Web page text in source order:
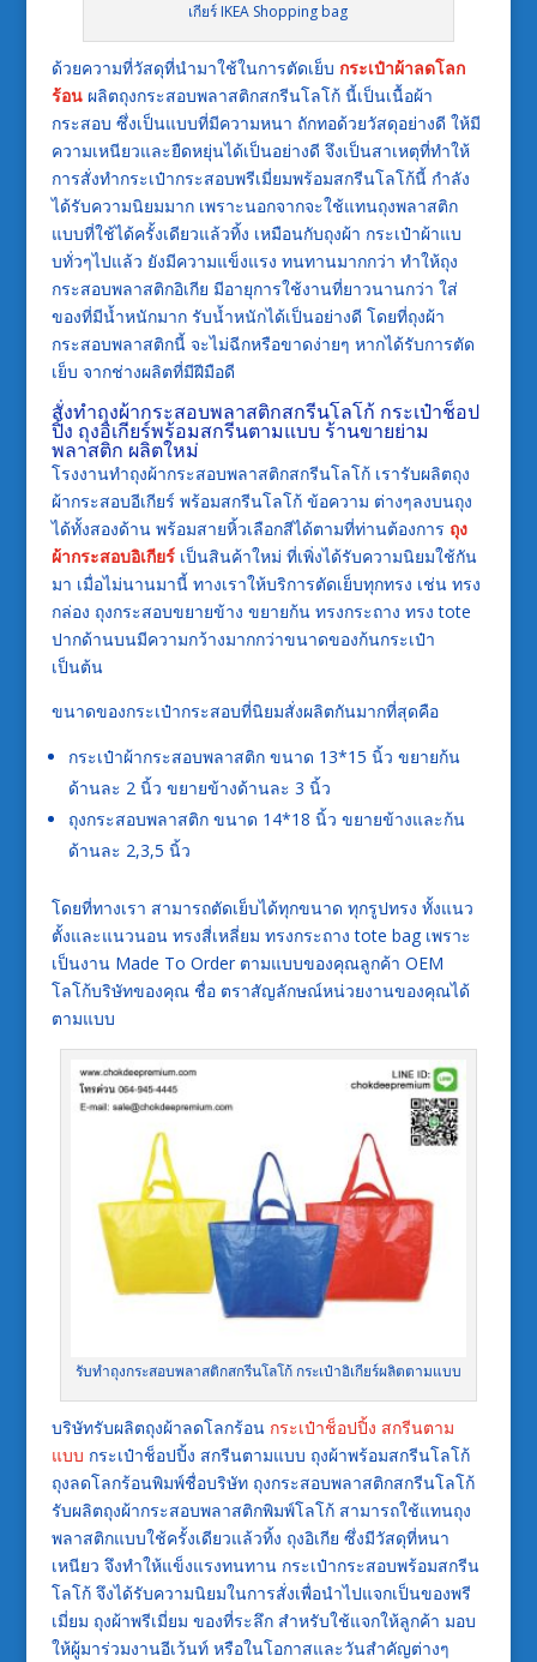
เกียร์ IKEA Shopping bag
ด้วยความที่วัสดุที่นำมาใช้ในการตัดเย็บ กระเป๋าผ้าลดโลก
ร้อนผลิตถุงกระสอบพลาสติกสกรีนโลโก้ นี้เป็นเนื้อผ้า
กระสอบ ซึ่งเป็นแบบที่มีความหนา ถักทอด้วยวัสดุอย่างดี ให้มี
ความเหนียวและยืดหยุ่นได้เป็นอย่างดี จึงเป็นสาเหตุที่ทำให้
การสั่งทำกระเป๋ากระสอบพรีเมี่ยมพร้อมสกรีนโลโก้นี้ กำลัง
ได้รับความนิยมมาก เพราะนอกจากจะใช้แทนถุงพลาสติก
แบบที่ใช้ได้ครั้งเดียวแล้วทิ้ง เหมือนกับถุงผ้า กระเป๋าผ้าแบ
บทั่วๆไปแล้ว ยังมีความแข็งแรง ทนทานมากกว่า ทำให้ถุง
กระสอบพลาสติกอิเกีย มีอายุการใช้งานที่ยาวนานกว่า ใส่
ของที่มีน้ำหนักมาก รับน้ำหนักได้เป็นอย่างดี โดยที่ถุงผ้า
กระสอบพลาสติกนี้ จะไม่ฉีกหรือขาดง่ายๆ หากได้รับการตัด
เย็บ จากช่างผลิตที่มีฝีมือดี
สั่งทำถุงผ้ากระสอบพลาสติกสกรีนโลโก้ กระเป๋าช็อป
ปิ้ง ถุงอิเกียร์พร้อมสกรีนตามแบบ ร้านขายย่าม
พลาสติก ผลิตใหม่
โรงงานทำถุงผ้ากระสอบพลาสติกสกรีนโลโก้ เรารับผลิตถุง
ผ้ากระสอบอีเกียร์ พร้อมสกรีนโลโก้ ข้อความ ต่างๆลงบนถุง
ได้ทั้งสองด้าน พร้อมสายหิ้วเลือกสีได้ตามที่ท่านต้องการ ถุง
ผ้ากระสอบอิเกียร์เป็นสินค้าใหม่ ที่เพิ่งได้รับความนิยมใช้กัน
มา เมื่อไม่นานมานี้ ทางเราให้บริการตัดเย็บทุกทรง เช่น ทรง
กล่อง ถุงกระสอบขยายข้าง ขยายก้น ทรงกระถาง ทรง tote
ปากด้านบนมีความกว้างมากกว่าขนาดของก้นกระเป๋า
เป็นต้น
ขนาดของกระเป๋ากระสอบที่นิยมสั่งผลิตกันมากที่สุดคือ
กระเป๋าผ้ากระสอบพลาสติก ขนาด 13*15 นิ้ว ขยายก้น
ด้านละ 2 นิ้ว ขยายข้างด้านละ 3 นิ้ว
ถุงกระสอบพลาสติก ขนาด 14*18 นิ้ว ขยายข้างและก้น
ด้านละ 2,3,5 นิ้ว
โดยที่ทางเรา สามารถตัดเย็บได้ทุกขนาด ทุกรูปทรง ทั้งแนว
ตั้งและแนวนอน ทรงสี่เหลี่ยม ทรงกระถาง tote bag เพราะ
เป็นงาน Made To Order ตามแบบของคุณลูกค้า OEM
โลโก้บริษัทของคุณ ชื่อ ตราสัญลักษณ์หน่วยงานของคุณได้
ตามแบบ
รับทำถุงกระสอบพลาสติกสกรีนโลโก้ กระเป๋าอิเกียร์ผลิตตามแบบ
บริษัทรับผลิตถุงผ้าลดโลกร้อน กระเป๋าช็อปปิ้ง สกรีนตาม
แบบ กระเป๋าช็อปปิ้ง สกรีนตามแบบ ถุงผ้าพร้อมสกรีนโลโก้
ถุงลดโลกร้อนพิมพ์ชื่อบริษัท ถุงกระสอบพลาสติกสกรีนโลโก้
รับผลิตถุงผ้ากระสอบพลาสติกพิมพ์โลโก้ สามารถใช้แทนถุง
พลาสติกแบบใช้ครั้งเดียวแล้วทิ้ง ถุงอิเกีย ซึ่งมีวัสดุที่หนา
เหนียว จึงทำให้แข็งแรงทนทาน กระเป๋ากระสอบพร้อมสกรีน
โลโก้ จึงได้รับความนิยมในการสั่งเพื่อนำไปแจกเป็นของพรี
เมี่ยม ถุงผ้าพรีเมี่ยม ของที่ระลึก สำหรับใช้แจกให้ลูกค้า มอบ
ให้ผู้มาร่วมงานอีเว้นท์ หรือในโอกาสและวันสำคัญต่างๆ